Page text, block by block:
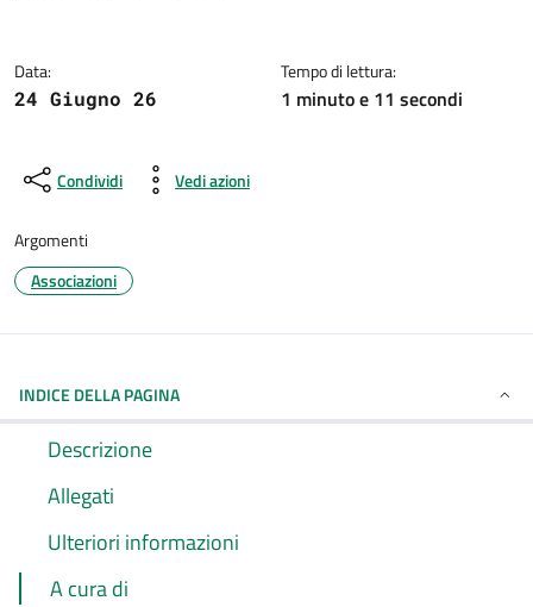
Data:
24 Giugno 26
Tempo di lettura:
1 minuto e 11 secondi
Condividi Vedi azioni
Argomenti
Associazioni
INDICE DELLA PAGINA
Descrizione
Allegati
Ulteriori informazioni
A cura di